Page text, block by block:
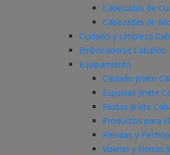
Cabezadas de
Cabezadas de
Cuidado y Limpieza
Embocaduras Caballos
Equipamiento
Calzado Jinete
Espuelas Jinete
Fustas Jinete
Productos para
Riendas y
Viseras y Gorras